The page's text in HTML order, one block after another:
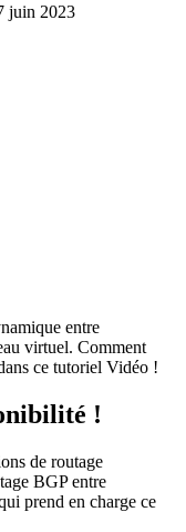
juin 2023
entre
virtuel. Comment
ce tutoriel Vidéo !
!
de routage
BGP entre
prend en charge ce